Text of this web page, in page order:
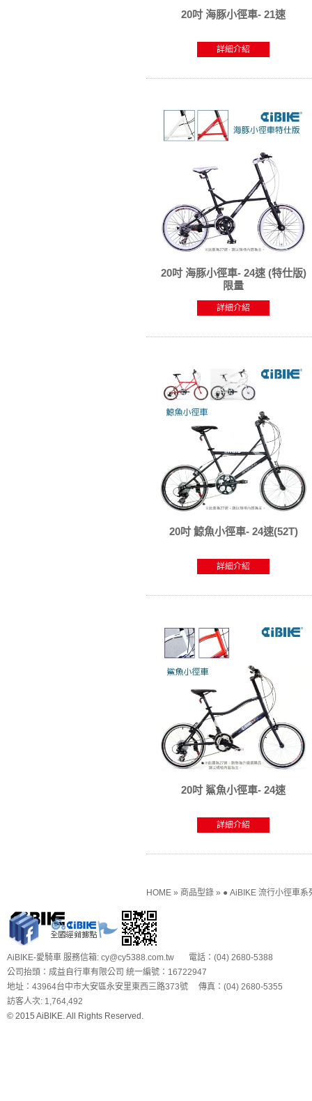
20吋 海豚小徑車- 21速
詳細介紹
20吋 海豚小徑車- 24速 (特仕版)
限量
詳細介紹
20吋 鯨魚小徑車- 24速(52T)
詳細介紹
20吋 鯊魚小徑車- 24速
詳細介紹
HOME » 商品型錄 » ● AiBIKE 流行小徑車系
AiBIKE-愛騎車 服務信箱: cy@cy5388.com.tw 電話：(04) 2680-5388
公司抬頭：成益自行車有限公司 統一編號：16722947
地址：43964台中市大安區永安里東西三路373號 傳真：(04) 2680-5355
訪客人次: 1,764,492
© 2015 AiBIKE. All Rights Reserved.